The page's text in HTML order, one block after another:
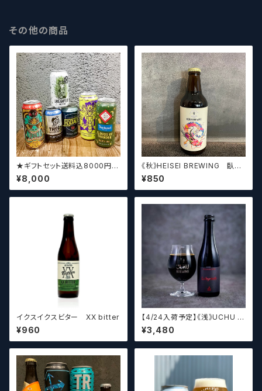
その他の商品
★ギフトセット送料込8000円★
（お好みに合わせて高価なビー
ルも含めて5～6本チョイスさせ
ていただきます）【クラフトビー
¥8,000
《秋》HEISEI BREWING 臥龍
長生(がりゅうちょうせい)アメリ
カンペールエール【クラフトビー
ル】
¥850
イクスイクスビター XX bitter
¥960
【4/24入荷予定】《浅》UCHU B
REWING LabyrinthN【クラフト
ビール】
¥3,480